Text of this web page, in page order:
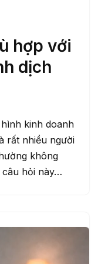
hợp với
dịch
kinh doanh
rất nhiều người
không
câu hỏi này…